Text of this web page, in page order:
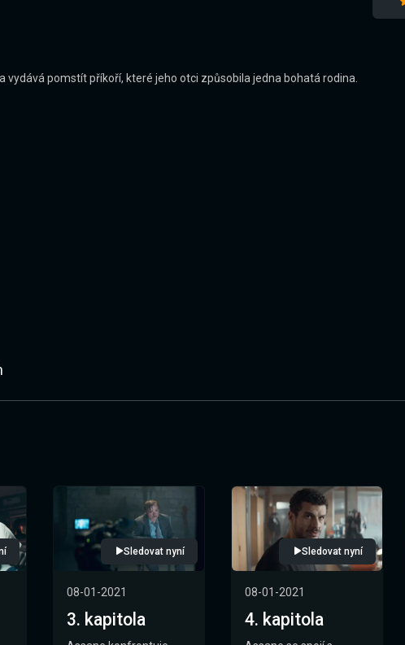
vydává pomstít příkoří, které jeho otci způsobila jedna bohatá rodina.
Sledovat nyní
08-01-2021
3. kapitola
Sledovat nyní
08-01-2021
4. kapitola